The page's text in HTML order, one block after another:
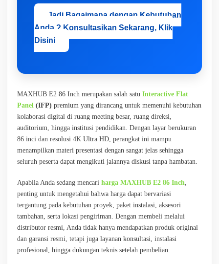
Jadi Bagaimana dengan Kebutuhan
Anda ? Konsultasikan Sekarang, Klik
Disini
MAXHUB E2 86 Inch merupakan salah satu Interactive Flat
Panel (IFP) premium yang dirancang untuk memenuhi kebutuhan
kolaborasi digital di ruang meeting besar, ruang direksi,
auditorium, hingga institusi pendidikan. Dengan layar berukuran
86 inci dan resolusi 4K Ultra HD, perangkat ini mampu
menampilkan materi presentasi dengan sangat jelas sehingga
seluruh peserta dapat mengikuti jalannya diskusi tanpa hambatan.
Apabila Anda sedang mencari harga MAXHUB E2 86 Inch
penting untuk mengetahui bahwa harga dapat bervariasi
tergantung pada kebutuhan proyek, paket instalasi, aksesori
tambahan, serta lokasi pengiriman. Dengan membeli melalui
distributor resmi, Anda tidak hanya mendapatkan produk original
dan garansi resmi, tetapi juga layanan konsultasi, instalasi
profesional, hingga dukungan teknis setelah pembelian.